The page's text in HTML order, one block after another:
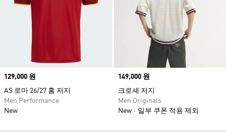
Price
129,000 원
AS 로마 26/27 홈 저지
Men Performance
New
Price
149,000 원
크로셰 저지
Men Originals
New
일부 쿠폰 적용 제외